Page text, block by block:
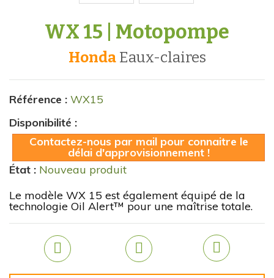
WX 15 | Motopompe
Honda eaux-claires
Référence : WX15
Disponibilité :
Contactez-nous par mail pour connaitre le
délai d'approvisionnement !
État : Nouveau produit
Le modèle WX 15 est également équipé de la
technologie Oil Alert™ pour une maîtrise totale.